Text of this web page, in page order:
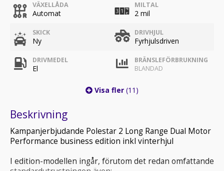
VÄXELLÅDA
Automat
MILTAL
2 mil
SKICK
Ny
DRIVHJUL
Fyrhjulsdriven
DRIVMEDEL
El
BRÄNSLEFÖRBRUKNING
BLANDAD
Visa fler (11)
Beskrivning
Kampanjerbjudande Polestar 2 Long Range Dual Motor
Performance business edition inkl vinterhjul
I edition-modellen ingår, förutom det redan omfattande